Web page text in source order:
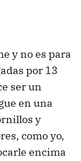
y no es para
por 13
ser un
en una
y
como yo,
encima